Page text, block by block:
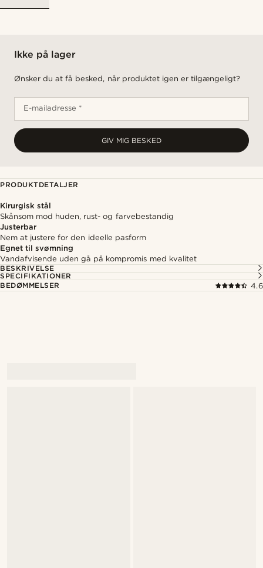
Ikke på lager
Ønsker du at få besked, når produktet igen er tilgængeligt?
E-mailadresse *
GIV MIG BESKED
PRODUKTDETALJER
Kirurgisk stål
Skånsom mod huden, rust- og farvebestandig
Justerbar
Nem at justere for den ideelle pasform
Egnet til svømning
Vandafvisende uden gå på kompromis med kvalitet
BESKRIVELSE
SPECIFIKATIONER
BEDØMMELSER
4.6